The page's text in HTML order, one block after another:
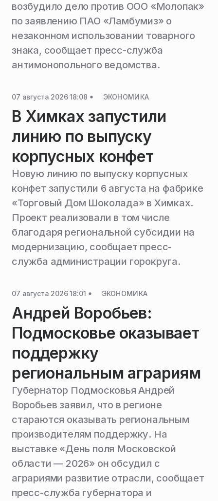
возбудило дело против ООО «Молопак»
по заявлению ПАО «Ламбумиз» о
незаконном использовании товарного
знака, сообщает пресс-служба
антимонопольного ведомства.
07 августа 2026 18:08 ЭКОНОМИКА
В Химках запустили
линию по выпуску
корпусных конфет
Новую линию по выпуску корпусных
конфет запустили 6 августа на фабрике
«Торговый Дом Шоколада» в Химках.
Проект реализовали в том числе
благодаря региональной субсидии на
модернизацию, сообщает пресс-
служба администрации горокруга.
07 августа 2026 18:01 ЭКОНОМИКА
Андрей Воробьев:
Подмосковье оказывает
поддержку
региональным аграриям
Губернатор Подмосковья Андрей
Воробьев заявил, что в регионе
стараются оказывать региональным
производителям поддержку. На
выставке «День поля Московской
области — 2026» он обсудил с
аграриями развитие отрасли, сообщает
пресс-служба губернатора и